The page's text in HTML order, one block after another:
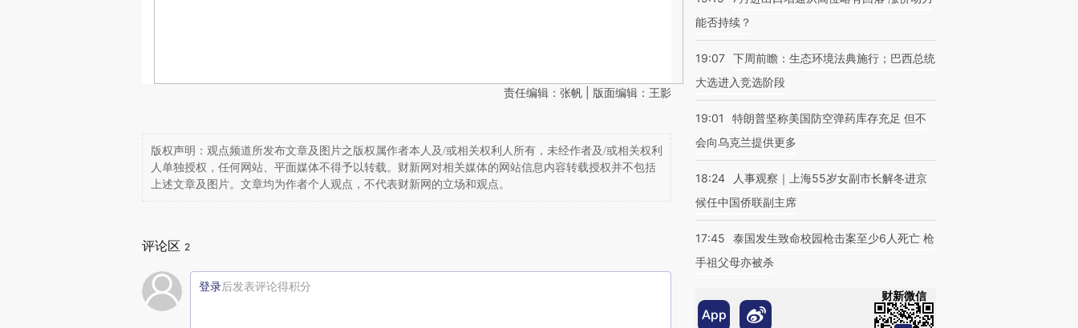
责任编辑：张帆 | 版面编辑：王影
版权声明：观点频道所发布文章及图片之版权属作者本人及/或相关权利人所有，未经作者及/或相关权利
人单独授权，任何网站、平面媒体不得予以转载。财新网对相关媒体的网站信息内容转载授权并不包括
上述文章及图片。文章均为作者个人观点，不代表财新网的立场和观点。
评论区 2
登录后发表评论得积分
能否持续？
19:07 下周前瞻：生态环境法典施行；巴西总统
大选进入竞选阶段
19:01
特朗普坚称美国防空弹药库存充足 但不
会向乌克兰提供更多
18:24
人事观察｜上海55岁女副市长解冬进京
候任中国侨联副主席
17:45
泰国发生致命校园枪击案至少6人死亡 枪
手祖父母亦被杀
财新微信